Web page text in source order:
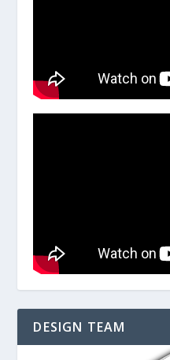
DESIGN TEAM